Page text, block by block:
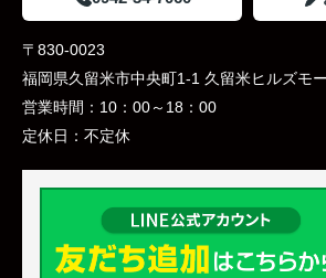
〒830-0023
福岡県久留米市中央町1-1 久留米ヒルズモ
営業時間： 10：00～18：00
定休日： 不定休